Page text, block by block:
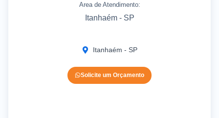
Area de Atendimento:
Itanhaém - SP
Itanhaém - SP
Solicite um Orçamento